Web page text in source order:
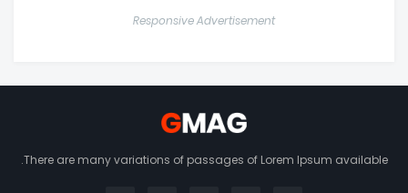
Responsive Advertisement
There are many variations of passages of Lorem Ipsum available.